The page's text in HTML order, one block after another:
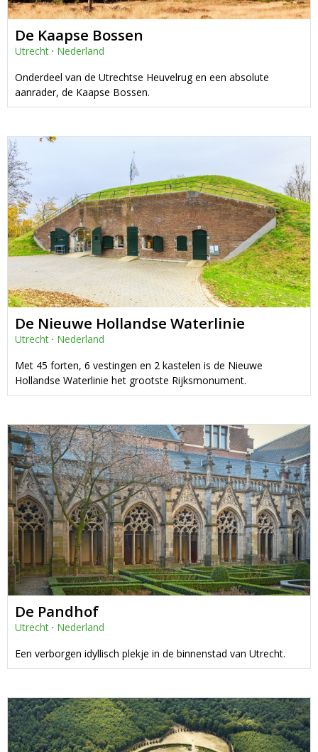
De Kaapse Bossen
Utrecht · Nederland
Onderdeel van de Utrechtse Heuvelrug en een absolute
aanrader, de Kaapse Bossen.
De Nieuwe Hollandse Waterlinie
Utrecht · Nederland
Met 45 forten, 6 vestingen en 2 kastelen is de Nieuwe
Hollandse Waterlinie het grootste Rijksmonument.
De Pandhof
Utrecht · Nederland
Een verborgen idyllisch plekje in de binnenstad van Utrecht.